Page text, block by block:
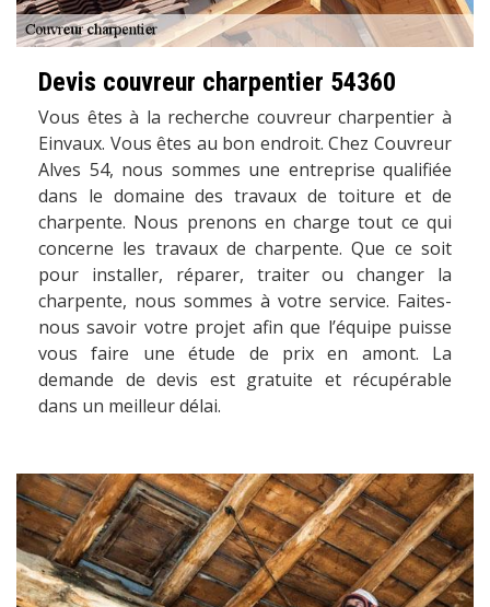
Devis couvreur charpentier 54360
Vous êtes à la recherche couvreur charpentier à
Einvaux. Vous êtes au bon endroit. Chez Couvreur
Alves 54, nous sommes une entreprise qualifiée
dans le domaine des travaux de toiture et de
charpente. Nous prenons en charge tout ce qui
concerne les travaux de charpente. Que ce soit
pour installer, réparer, traiter ou changer la
charpente, nous sommes à votre service. Faites-
nous savoir votre projet afin que l’équipe puisse
vous faire une étude de prix en amont. La
demande de devis est gratuite et récupérable
dans un meilleur délai.